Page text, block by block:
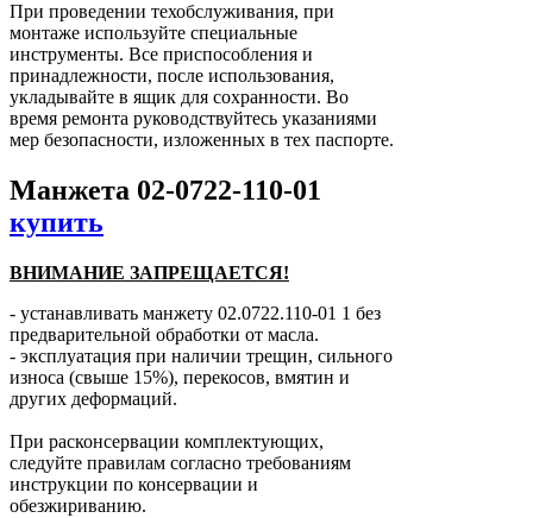
При проведении техобслуживания, при
монтаже используйте специальные
инструменты. Все приспособления и
принадлежности, после использования,
укладывайте в ящик для сохранности. Во
время ремонта руководствуйтесь указаниями
мер безопасности, изложенных в тех паспорте.
Манжета 02-0722-110-01
купить
ВНИМАНИЕ ЗАПРЕЩАЕТСЯ!
- устанавливать манжету 02.0722.110-01 1 без
предварительной обработки от масла.
- эксплуатация при наличии трещин, сильного
износа (свыше 15%), перекосов, вмятин и
других деформаций.
При расконсервации комплектующих,
следуйте правилам согласно требованиям
инструкции по консервации и
обезжириванию.